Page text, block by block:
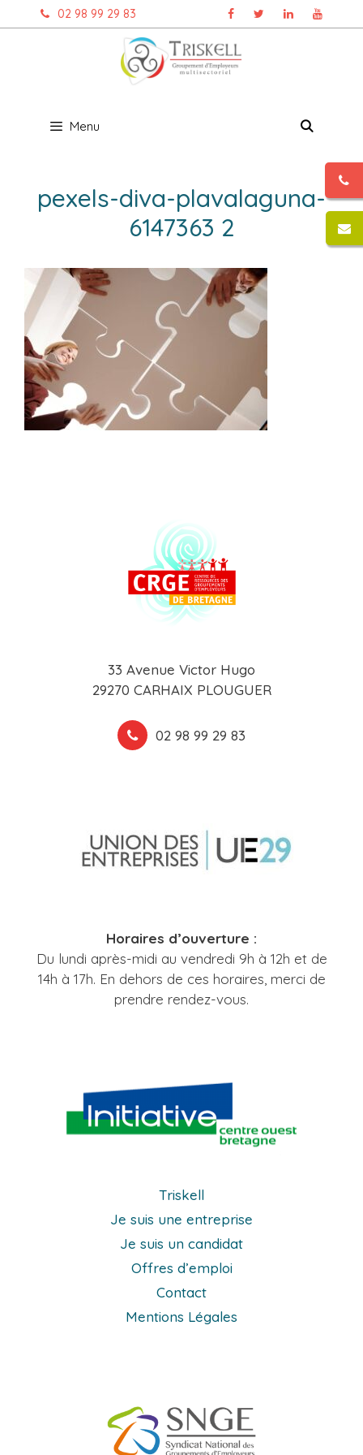
au
02 98 99 29 83
Menu
pexels-diva-plavalaguna-
6147363 2
33 Avenue Victor Hugo
29270 CARHAIX PLOUGUER
02 98 99 29 83
Horaires d’ouverture :
Du lundi après-midi au vendredi 9h à 12h et de
14h à 17h. En dehors de ces horaires, merci de
prendre rendez-vous.
Triskell
Je suis une entreprise
Je suis un candidat
Offres d’emploi
Contact
Mentions Légales